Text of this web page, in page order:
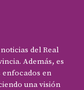
del Real
Además, es
en
una visión